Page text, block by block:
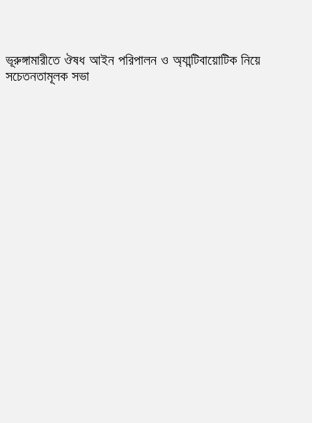
ভূরুঙ্গামারীতে ঔষধ আইন পরিপালন ও অ্যান্টিবায়োটিক নিয়ে
সচেতনতামূলক সভা